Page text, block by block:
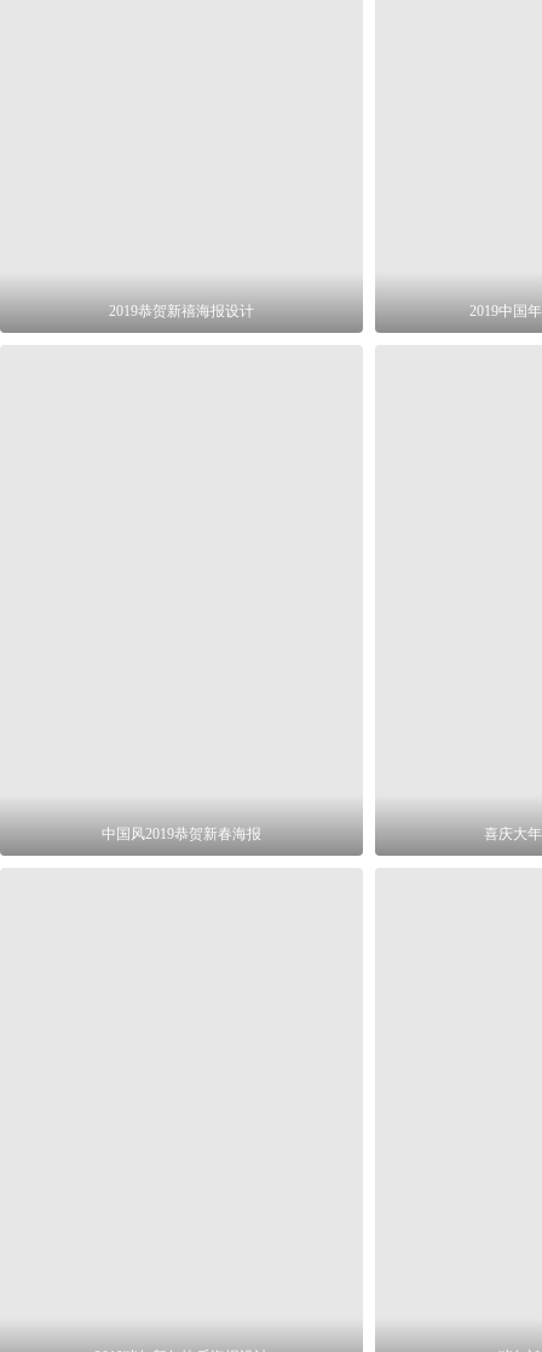
2019恭贺新禧海报设计 2019中国
中国风2019恭贺新春海报 喜庆大